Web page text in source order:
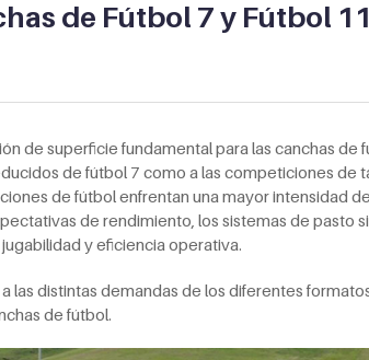
de Fútbol 7 y Fútbol 11
de superficie fundamental para las canchas de
de fútbol 7 como a las competiciones de
de fútbol enfrentan una mayor intensidad
de rendimiento, los sistemas de pasto
y eficiencia operativa.
las distintas demandas de los diferentes
de fútbol.